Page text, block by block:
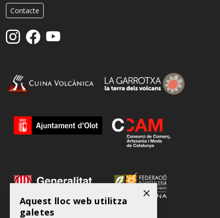
Contacte
×
Aquest lloc web utilitza
galetes